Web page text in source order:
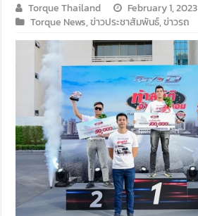
Torque Thailand
February 1, 2023
Torque News,ข่าวประชาสัมพันธ์,ข่าวรถ